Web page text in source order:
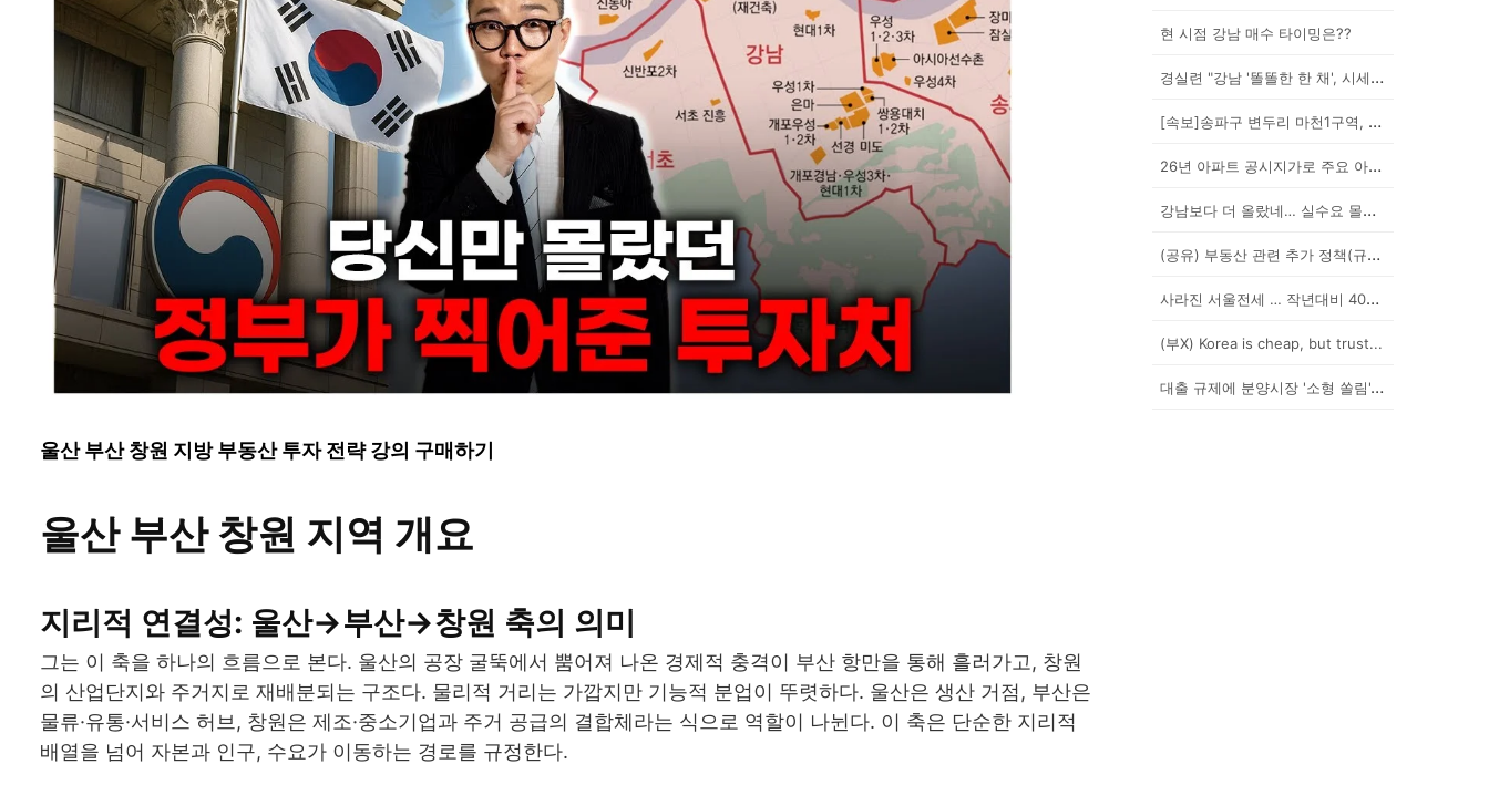
울산 부산 창원 지방 부동산 투자 전략 강의 구매하기
울산 부산 창원 지역 개요
지리적 연결성: 울산→부산→창원 축의 의미
그는 이 축을 하나의 흐름으로 본다. 울산의 공장 굴뚝에서 뿜어져 나온 경제적 충격이 부산 항만을 통해 흘러가고, 창원
의 산업단지와 주거지로 재배분되는 구조다. 물리적 거리는 가깝지만 기능적 분업이 뚜렷하다. 울산은 생산 거점, 부산은
물류·유통·서비스 허브, 창원은 제조·중소기업과 주거 공급의 결합체라는 식으로 역할이 나뉜다. 이 축은 단순한 지리적
배열을 넘어 자본과 인구, 수요가 이동하는 경로를 규정한다.
현 시점 강남 매수 타이밍은??
경실련 "강남 '똘똘한 한 채', 시세 차익 102억인...
[속보]송파구 변두리 마천1구역, 49층 랜드마크로 날...
26년 아파트 공시지가로 주요 아파트 보유세 시뮬레이션...
강남보다 더 올랐네… 실수요 몰린 이곳은?
(공유) 부동산 관련 추가 정책(규제) 발표 예상됩니다...
사라진 서울전세 … 작년대비 40% '뚝'
(부X) Korea is cheap, but trust...
대출 규제에 분양시장 '소형 쏠림'…20평 이하 경쟁률...